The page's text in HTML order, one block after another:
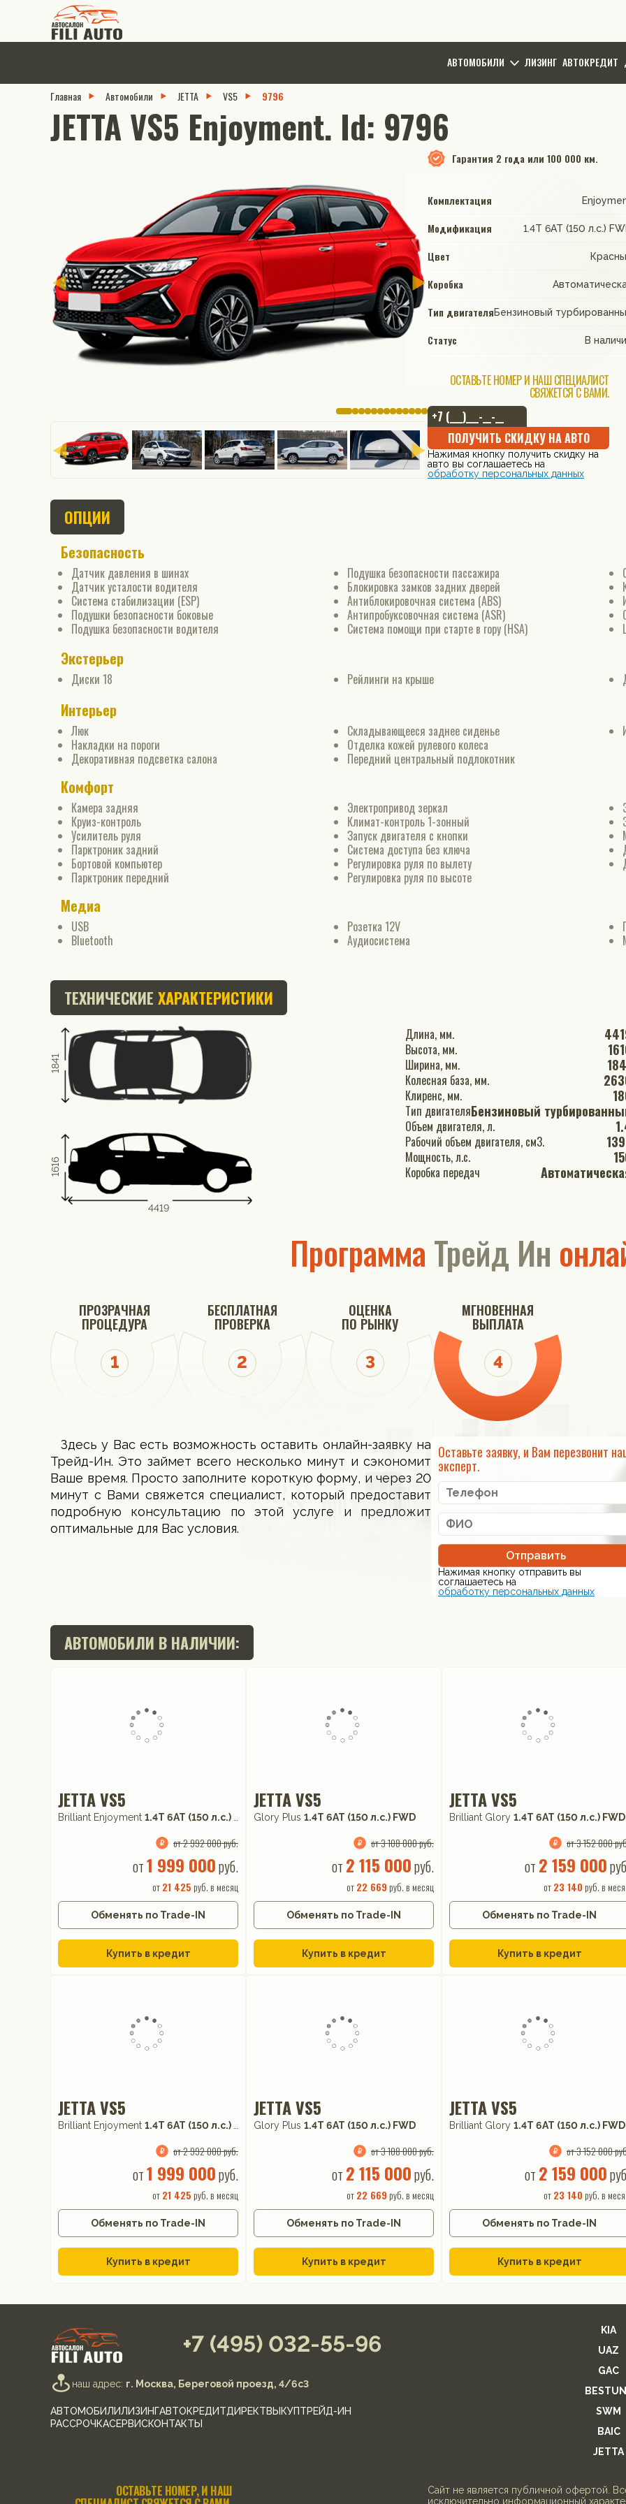
АВТОМОБИЛИ ЛИЗИНГ АВТОКРЕДИТ
Главная Автомобили JETTA VS5 9796
JETTA VS5 Enjoyment. Id: 9796
Гарантия 2 года или 100 000 км.
Комплектация
Модификация 1.4T 6AT (150 л.с.)
Цвет
Коробка
Тип двигателяБензиновый
Статус В
ОСТАВЬТЕ НОМЕР И НАШ СПЕЦИАЛИСТ
СВЯЖЕТСЯ С ВАМИ.
ПОЛУЧИТЬ СКИДКУ НА АВТО
Нажимая кнопку получить скидку на
авто вы соглашаетесь на
обработку персональных данных
ОПЦИИ
Безопасность
Датчик давления в шинах
Датчик усталости водителя
Система стабилизации (ESP)
Подушки безопасности боковые
Подушка безопасности водителя
Подушка безопасности пассажира
Блокировка замков задних дверей
Антиблокировочная система (ABS)
Антипробуксовочная система (ASR)
Система помощи при старте в гору (HSA)
Экстерьер
Диски 18 Рейлинги на крыше
Интерьер
Люк
Накладки на пороги
Декоративная подсветка салона
Складывающееся заднее сиденье
Отделка кожей рулевого колеса
Передний центральный подлокотник
Комфорт
Камера задняя
Круиз-контроль
Усилитель руля
Парктроник задний
Бортовой компьютер
Парктроник передний
Электропривод зеркал
Климат-контроль 1-зонный
Запуск двигателя с кнопки
Система доступа без ключа
Регулировка руля по вылету
Регулировка руля по высоте
Медиа
USB
Bluetooth
Розетка 12V
Аудиосистема
ТЕХНИЧЕСКИЕ ХАРАКТЕРИСТИКИ
4419
1616
1841
Длина, мм.
Высота, мм.
Ширина, мм.
Колесная база, мм.
Клиренс, мм.
Тип двигателяБензиновый
Объем двигателя, л.
Рабочий объем двигателя, см3.
Мощность, л.с.
Коробка передач
ПрограммаТрейд Ин
ПРОЗРАЧНАЯ
ПРОЦЕДУРА
БЕСПЛАТНАЯ
ПРОВЕРКА
ОЦЕНКА
ПО РЫНКУ
МГНОВЕННАЯ
ВЫПЛАТА
Здесь у Вас есть возможность оставить онлайн-заявку на
Трейд-Ин. Это займет всего несколько минут и сэкономит
Ваше время. Просто заполните короткую форму, и через 20
минут с Вами свяжется специалист, который предоставит
подробную консультацию по этой услуге и предложит
оптимальные для Вас условия.
Оставьте заявку, и Вам перезвонит
эксперт.
Отправить
Нажимая кнопку отправить вы
соглашаетесь на
обработку персональных данных
АВТОМОБИЛИ В НАЛИЧИИ:
JETTA VS5
Brilliant Enjoyment 1.4T 6AT (150 л.с.) FWD
от 2 992 000 руб.
от1 999 000руб.
от21 425 руб. в месяц
Обменять по Trade-IN
Купить в кредит
JETTA VS5
Glory Plus 1.4T 6AT (150 л.с.) FWD
от 3 108 000 руб.
от 2 115 000руб.
от22 669 руб. в месяц
Обменять по Trade-IN
Купить в кредит
JETTA VS5
Brilliant Glory 1.4T 6AT (150 л.с.) FWD
от 3 152 000
от 2 159 000
от23 140 руб. в
Обменять по Trade-IN
Купить в кредит
JETTA VS5
Brilliant Enjoyment 1.4T 6AT (150 л.с.) FWD
от 2 992 000 руб.
от1 999 000руб.
от21 425 руб. в месяц
Обменять по Trade-IN
Купить в кредит
JETTA VS5
Glory Plus 1.4T 6AT (150 л.с.) FWD
от 3 108 000 руб.
от 2 115 000руб.
от22 669 руб. в месяц
Обменять по Trade-IN
Купить в кредит
JETTA VS5
Brilliant Glory 1.4T 6AT (150 л.с.) FWD
от 3 152 000
от 2 159 000
от23 140 руб. в
Обменять по Trade-IN
Купить в кредит
+7 (495) 032-55-96
наш адрес: г. Москва, Береговой проезд, 4/6с3
АВТОМОБИЛИЛИЗИНГАВТОКРЕДИТДИРЕКТВЫКУПТРЕЙД-ИН
РАССРОЧКАСЕРВИСКОНТАКТЫ
KIA
UAZ
GAC
SWM
BAIC
JETTA
ОСТАВЬТЕ НОМЕР, И НАШ
Cайт не является публичной офертой.
исключительно информационный